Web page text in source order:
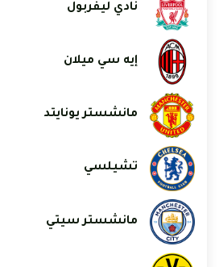
نادي ليفربول
إيه سي ميلان
مانشستر يونايتد
تشيلسي
مانشستر سيتي